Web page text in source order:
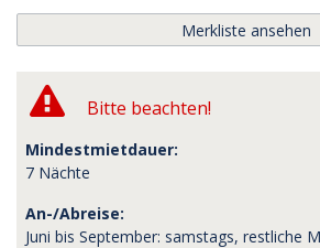
Merkliste ansehen
Bitte beachten!
Mindestmietdauer:
7 Nächte
An-/Abreise:
Juni bis September: samstags, restliche